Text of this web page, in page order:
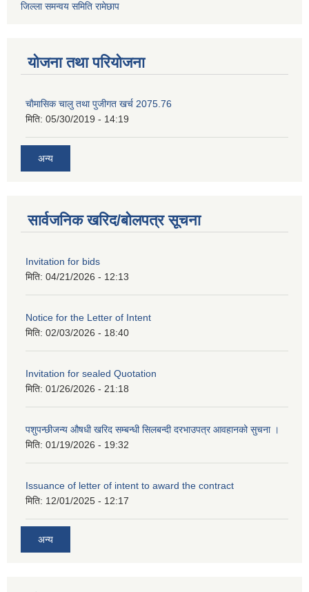
जिल्ला समन्वय समिति रामेछाप
योजना तथा परियोजना
चाैमासिक चालु तथा पुजीगत खर्च 2075.76
मिति: 05/30/2019 - 14:19
अन्य
सार्वजनिक खरिद/बोलपत्र सूचना
Invitation for bids
मिति: 04/21/2026 - 12:13
Notice for the Letter of Intent
मिति: 02/03/2026 - 18:40
Invitation for sealed Quotation
मिति: 01/26/2026 - 21:18
पशुपन्छीजन्य औषधी खरिद सम्बन्धी सिलबन्दी दरभाउपत्र आवहानको सुचना ।
मिति: 01/19/2026 - 19:32
Issuance of letter of intent to award the contract
मिति: 12/01/2025 - 12:17
अन्य